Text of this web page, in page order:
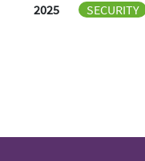
2025 SECURITY